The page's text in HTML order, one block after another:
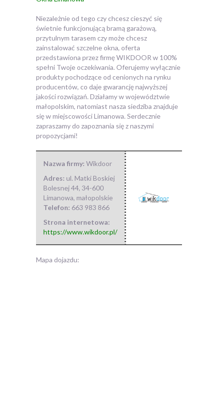
Niezależnie od tego czy chcesz cieszyć się
świetnie funkcjonującą bramą garażową,
przytulnym tarasem czy może chcesz
zainstalować szczelne okna, oferta
przedstawiona przez firmę WIKDOOR w 100%
spełni Twoje oczekiwania. Oferujemy wyłącznie
produkty pochodzące od cenionych na rynku
producentów, co daje gwarancję najwyższej
jakości rozwiązań. Działamy w województwie
małopolskim, natomiast nasza siedziba znajduje
się w miejscowości Limanowa. Serdecznie
zapraszamy do zapoznania się z naszymi
propozycjami!
Nazwa firmy: Wikdoor
Adres: ul. Matki Boskiej
Bolesnej 44, 34-600
Limanowa, małopolskie
Telefon: 663 983 866
Strona internetowa:
https://www.wikdoor.pl/
Mapa dojazdu: